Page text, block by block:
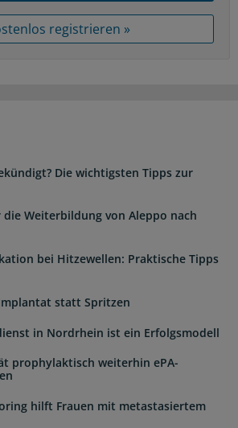
registrieren »
Die wichtigsten Tipps zur
Weiterbildung von Aleppo nach
bei Hitzewellen: Praktische Tipps
statt Spritzen
in Nordrhein ist ein Erfolgsmodell
prophylaktisch weiterhin ePA-
hilft Frauen mit metastasiertem